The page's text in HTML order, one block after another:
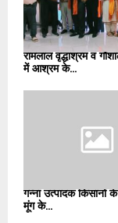
रामलाल वृद्धाश्रम व
में आश्रम के...
गन्ना उत्पादक किसानों
मूंग के...